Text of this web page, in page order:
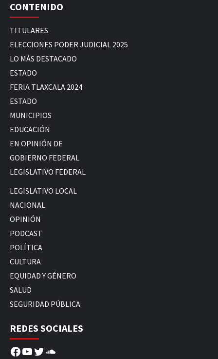
CONTENIDO
TITULARES
ELECCIONES PODER JUDICIAL 2025
LO MÁS DESTACADO
ESTADO
FERIA TLAXCALA 2024
ESTADO
MUNICIPIOS
EDUCACIÓN
EN OPINIÓN DE
GOBIERNO FEDERAL
LEGISLATIVO FEDERAL
LEGISLATIVO LOCAL
NACIONAL
OPINIÓN
PODCAST
POLÍTICA
CULTURA
EQUIDAD Y GÉNERO
SALUD
SEGURIDAD PÚBLICA
REDES SOCIALES
Facebook
YouTube
Twitter
SoundCloud